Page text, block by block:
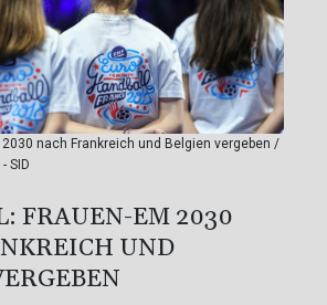
2030 nach Frankreich und Belgien vergeben /
SID
FRAUEN-EM 2030
UND